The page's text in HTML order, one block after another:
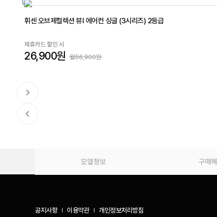
휘센 오브제컬렉션 뷰I 에어컨 싱글 (3시리즈) 2등급
제휴카드 할인 시
26,900원 월56,900원
모델정보 구매
공지사항 이용약관 개인정보처리방침